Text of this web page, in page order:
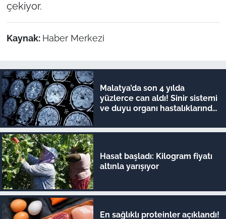
çekiyor.
Kaynak: Haber Merkezi
Malatya’da son 4 yılda
yüzlerce can aldı! Sinir sistemi
ve duyu organı hastalıklarında
Hasat başladı: Kilogram fiyatı
altınla yarışıyor
En sağlıklı proteinler açıklandı!